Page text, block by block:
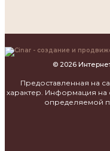
© 2026
Предоставленная на
характер. Информация на
определяемой